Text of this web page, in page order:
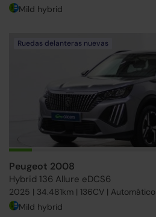
Mild hybrid
Ruedas delanteras nuevas
Peugeot 2008
Hybrid 136 Allure eDCS6
2025 | 34.481km | 136CV | Automático
Mild hybrid